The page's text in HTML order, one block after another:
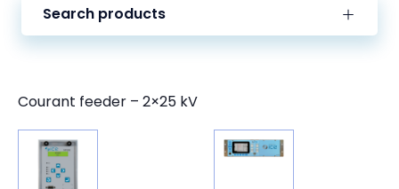
Search products
Courant feeder – 2×25 kV